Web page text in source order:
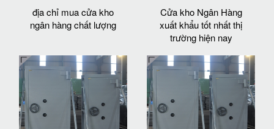
địa chỉ mua cửa kho
ngân hàng chất lượng
Cửa kho Ngân Hàng
xuất khẩu tốt nhất thị
trường hiện nay